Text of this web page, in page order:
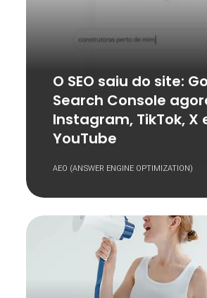
O SEO saiu do site:
Search Console
Instagram, TikTok, X
YouTube
AEO (ANSWER ENGINE OPTIMIZATION)